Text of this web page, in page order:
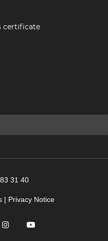
certificate
31 40
| Privacy Notice